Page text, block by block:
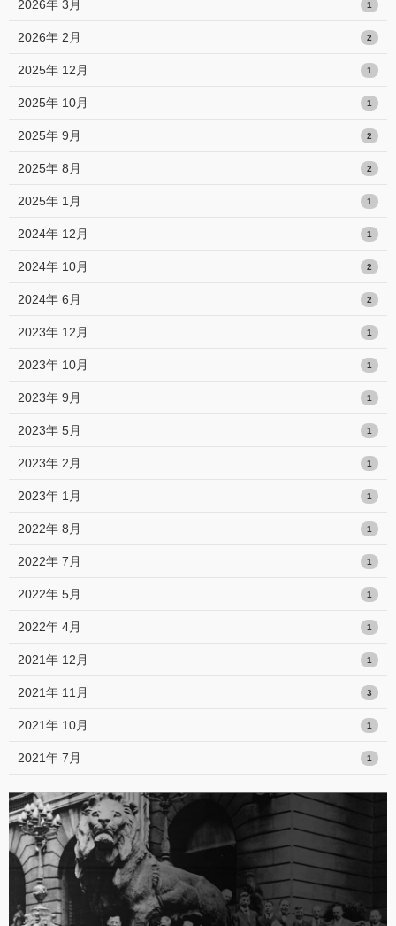
2026年 3月 1
2026年 2月 2
2025年 12月 1
2025年 10月 1
2025年 9月 2
2025年 8月 2
2025年 1月 1
2024年 12月 1
2024年 10月 2
2024年 6月 2
2023年 12月 1
2023年 10月 1
2023年 9月 1
2023年 5月 1
2023年 2月 1
2023年 1月 1
2022年 8月 1
2022年 7月 1
2022年 5月 1
2022年 4月 1
2021年 12月 1
2021年 11月 3
2021年 10月 1
2021年 7月 1